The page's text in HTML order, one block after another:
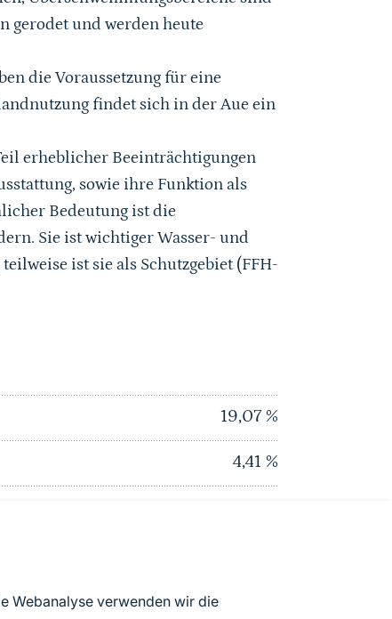
Webanalyse verwenden wir die
gerodet und werden heute
die Voraussetzung für eine
findet sich in der Aue ein
erheblicher Beeinträchtigungen
sowie ihre Funktion als
Bedeutung ist die
Sie ist wichtiger Wasser- und
ist sie als Schutzgebiet (FFH-
19,07 %
4,41 %